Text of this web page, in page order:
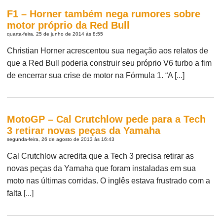
F1 – Horner também nega rumores sobre
motor próprio da Red Bull
quarta-feira, 25 de junho de 2014 às 8:55
Christian Horner acrescentou sua negação aos relatos de
que a Red Bull poderia construir seu próprio V6 turbo a fim
de encerrar sua crise de motor na Fórmula 1. “A [...]
MotoGP – Cal Crutchlow pede para a Tech
3 retirar novas peças da Yamaha
segunda-feira, 26 de agosto de 2013 às 16:43
Cal Crutchlow acredita que a Tech 3 precisa retirar as
novas peças da Yamaha que foram instaladas em sua
moto nas últimas corridas. O inglês estava frustrado com a
falta [...]